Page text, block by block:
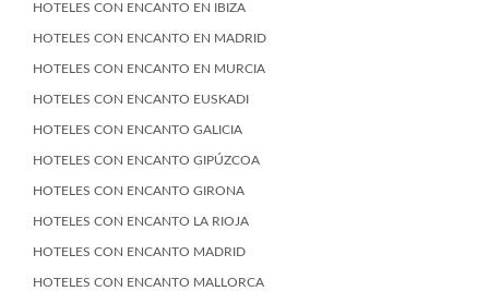
HOTELES CON ENCANTO EN IBIZA
HOTELES CON ENCANTO EN MADRID
HOTELES CON ENCANTO EN MURCIA
HOTELES CON ENCANTO EUSKADI
HOTELES CON ENCANTO GALICIA
HOTELES CON ENCANTO GIPÚZCOA
HOTELES CON ENCANTO GIRONA
HOTELES CON ENCANTO LA RIOJA
HOTELES CON ENCANTO MADRID
HOTELES CON ENCANTO MALLORCA